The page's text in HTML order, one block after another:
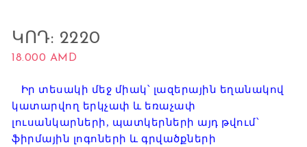
ԿՈԴ: 2220
18.000 AMD
Իր տեսակի մեջ միակ՝ լազերային եղանակով
կատարվող երկչափ և եռաչափ
լուսանկարների, պատկերների այդ թվում՝
ֆիրմային լոգոների և գրվածքների